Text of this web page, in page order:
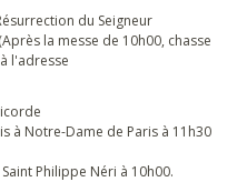
du Seigneur
la messe de 10h00, chasse
l'adresse
à Notre-Dame de Paris à 11h30
Philippe Néri à 10h00.